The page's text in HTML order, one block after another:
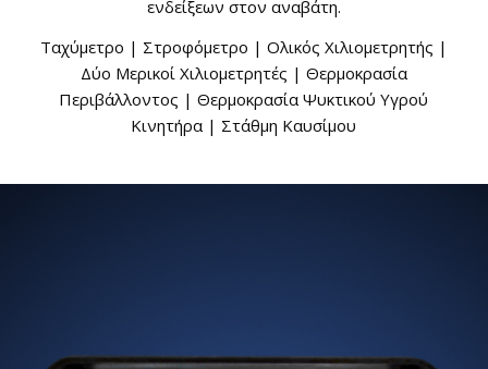
ενδείξεων στον αναβάτη.
Ταχύμετρο | Στροφόμετρο | Ολικός Χιλιομετρητής |
Δύο Μερικοί Χιλιομετρητές | Θερμοκρασία
Περιβάλλοντος | Θερμοκρασία Ψυκτικού Υγρού
Κινητήρα | Στάθμη Καυσίμου